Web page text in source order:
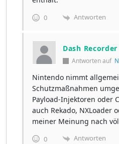
0 Antworten
Dash Recorder
Antworten auf
Nintendo nimmt
Schutzmaßnahmen
Payload-Injektoren oder
auch Rekado, NXLoader
meiner Meinung nach
0 Antworten